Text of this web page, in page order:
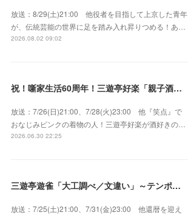
放送：8/29(土)21:00 他役者を目指して上京した青年
が、伝統芸能の世界に足を踏み入れ昇りつめる！あ…
2026.08.02 09:02
祝！噺家生活60周年！三遊亭好楽「親子酒」錦笑亭満堂「桜ん坊」～満堂フェス2026
放送：7/26(日)21:00、7/28(火)23:00 他『笑点』で
おなじみピンクの着物の人！三遊亭好楽が酒好きの…
2026.06.30 22:25
三遊亭遊雀「大工調べ／文違い」～テンポよくたたみかける語り口で人気・実力とも屈指！
放送：7/25(土)21:00、7/31(金)23:00 他還暦を迎え